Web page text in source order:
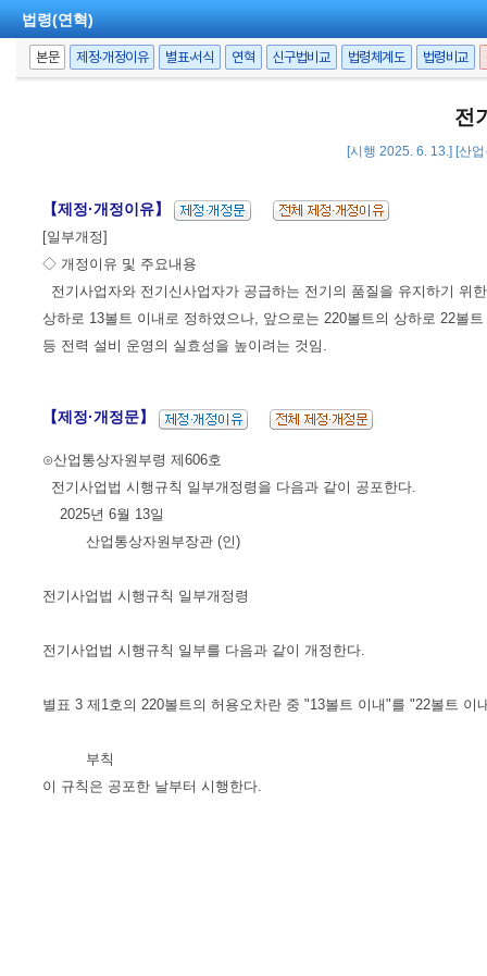
법령(연혁)
본문 제정·개정이유 별표·서식 연혁 신구법비교 법령체계도 법령비교
전
[시행 2025. 6. 13.] [산
【제정·개정이유】
[일부개정]
◇ 개정이유 및 주요내용
전기사업자와 전기신사업자가 공급하는 전기의 품질을 유지하기 위
상하로 13볼트 이내로 정하였으나, 앞으로는 220볼트의 상하로 22볼
등 전력 설비 운영의 실효성을 높이려는 것임.
【제정·개정문】
⊙산업통상자원부령 제606호
전기사업법 시행규칙 일부개정령을 다음과 같이 공포한다.
2025년 6월 13일
산업통상자원부장관 (인)
전기사업법 시행규칙 일부개정령
전기사업법 시행규칙 일부를 다음과 같이 개정한다.
별표 3 제1호의 220볼트의 허용오차란 중 "13볼트 이내"를 "22볼트 이
부칙
이 규칙은 공포한 날부터 시행한다.